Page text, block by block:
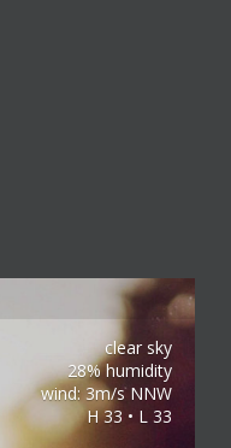
clear sky
28% humidity
wind: 3m/s NNW
H 33 • L 33